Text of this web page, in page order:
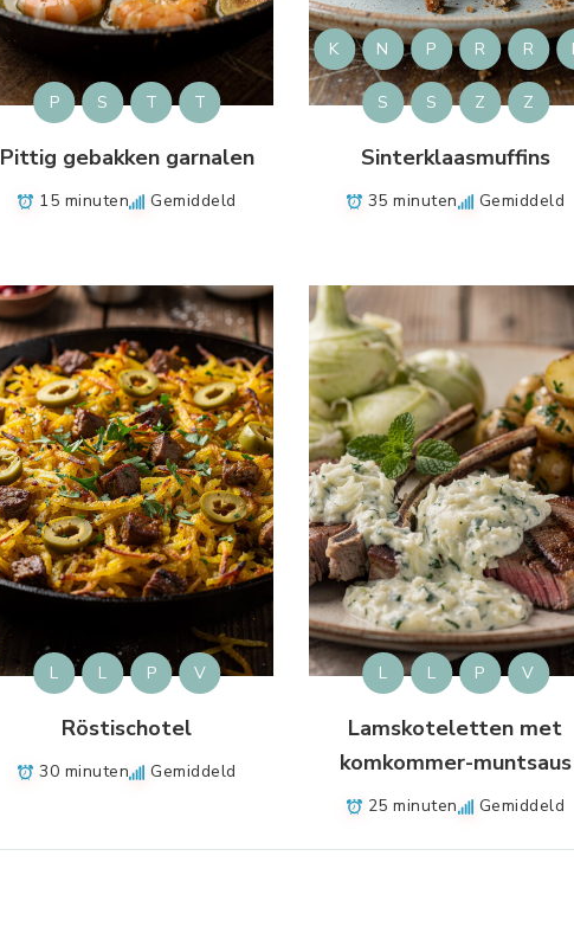
P S T T
Pittig gebakken garnalen
15 minuten Gemiddeld
K N P R R
S S Z Z
Sinterklaasmuffins
35 minuten Gemiddeld
L L P V
Röstischotel
30 minuten Gemiddeld
L L P V
Lamskoteletten met
komkommer-muntsaus
25 minuten Gemiddeld